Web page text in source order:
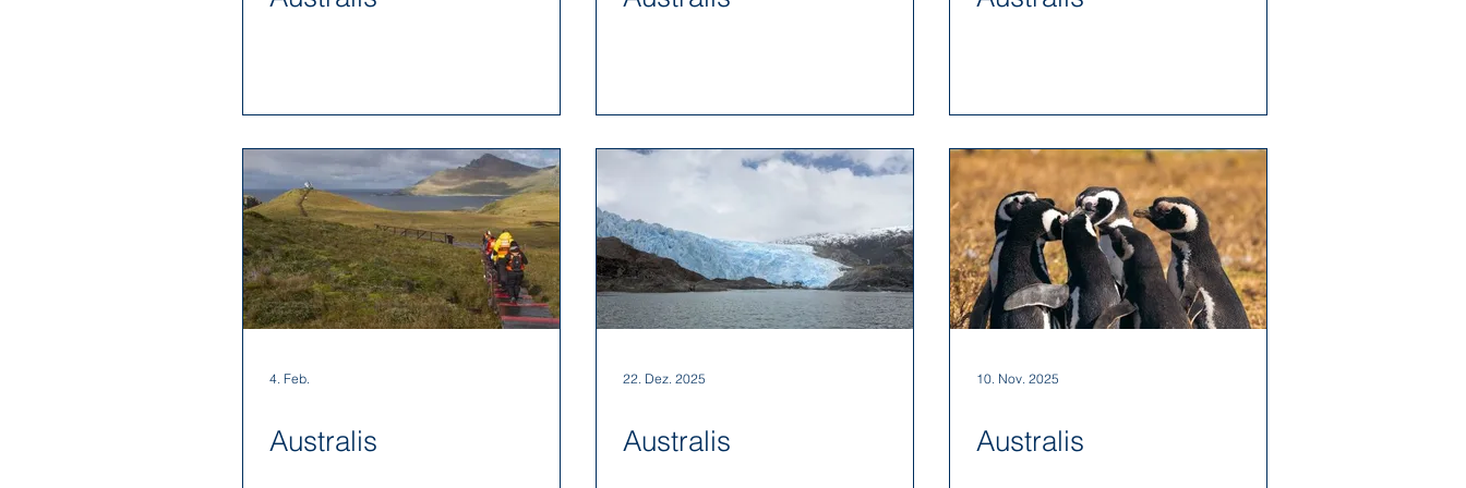
4. Feb.
Australis
22. Dez. 2025
Australis
10. Nov. 2025
Australis